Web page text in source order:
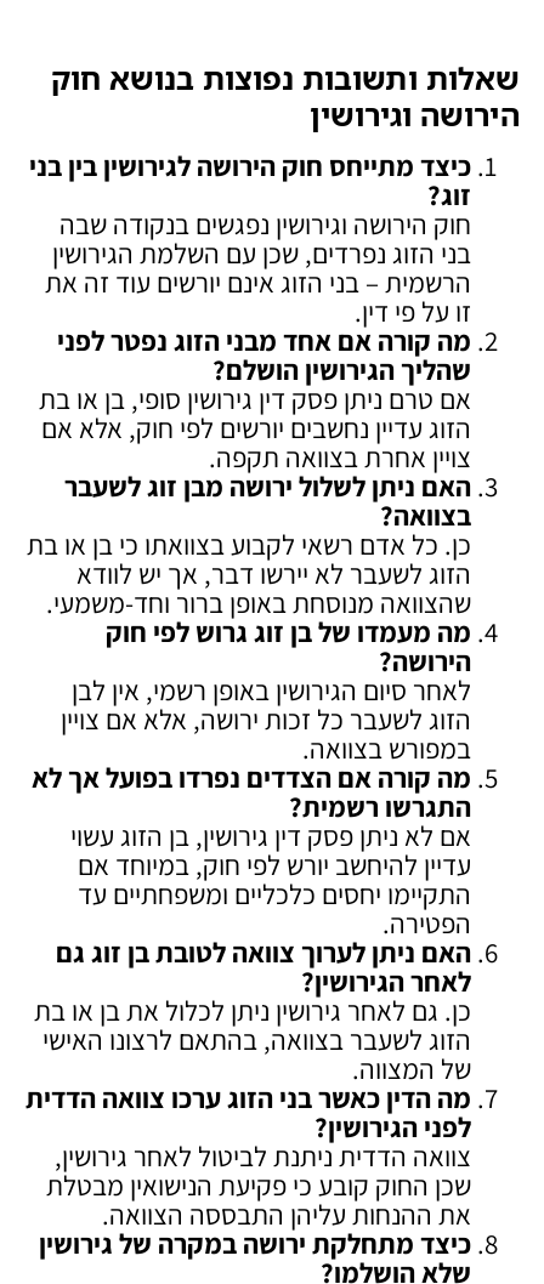
שאלות ותשובות נפוצות בנושא חוק
הירושה וגירושין
כיצד מתייחס חוק הירושה לגירושין בין בני
זוג?
חוק הירושה וגירושין נפגשים בנקודה שבה
בני הזוג נפרדים, שכן עם השלמת הגירושין
הרשמית – בני הזוג אינם יורשים עוד זה את
זו על פי דין.
מה קורה אם אחד מבני הזוג נפטר לפני
שהליך הגירושין הושלם?
אם טרם ניתן פסק דין גירושין סופי, בן או בת
הזוג עדיין נחשבים יורשים לפי חוק, אלא אם
צויין אחרת בצוואה תקפה.
האם ניתן לשלול ירושה מבן זוג לשעבר
בצוואה?
כן. כל אדם רשאי לקבוע בצוואתו כי בן או בת
הזוג לשעבר לא יירשו דבר, אך יש לוודא
שהצוואה מנוסחת באופן ברור וחד-משמעי.
מה מעמדו של בן זוג גרוש לפי חוק
הירושה?
לאחר סיום הגירושין באופן רשמי, אין לבן
הזוג לשעבר כל זכות ירושה, אלא אם צויין
במפורש בצוואה.
מה קורה אם הצדדים נפרדו בפועל אך לא
התגרשו רשמית?
אם לא ניתן פסק דין גירושין, בן הזוג עשוי
עדיין להיחשב יורש לפי חוק, במיוחד אם
התקיימו יחסים כלכליים ומשפחתיים עד
הפטירה.
האם ניתן לערוך צוואה לטובת בן זוג גם
לאחר הגירושין?
כן. גם לאחר גירושין ניתן לכלול את בן או בת
הזוג לשעבר בצוואה, בהתאם לרצונו האישי
של המצווה.
מה הדין כאשר בני הזוג ערכו צוואה הדדית
לפני הגירושין?
צוואה הדדית ניתנת לביטול לאחר גירושין,
שכן החוק קובע כי פקיעת הנישואין מבטלת
את ההנחות עליהן התבססה הצוואה.
כיצד מתחלקת ירושה במקרה של גירושין
שלא הושלמו?